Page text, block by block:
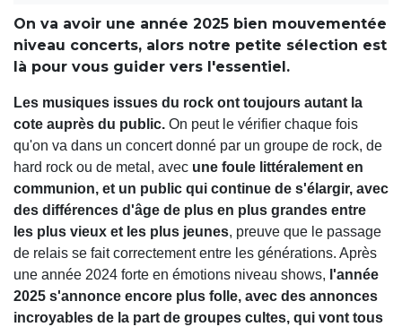
On va avoir une année 2025 bien mouvementée
niveau concerts, alors notre petite sélection est
là pour vous guider vers l'essentiel.
Les musiques issues du rock ont toujours autant la
cote auprès du public. On peut le vérifier chaque fois
qu'on va dans un concert donné par un groupe de rock, de
hard rock ou de metal, avec une foule littéralement en
communion, et un public qui continue de s'élargir, avec
des différences d'âge de plus en plus grandes entre
les plus vieux et les plus jeunes, preuve que le passage
de relais se fait correctement entre les générations. Après
une année 2024 forte en émotions niveau shows, l'année
2025 s'annonce encore plus folle, avec des annonces
incroyables de la part de groupes cultes, qui vont tous